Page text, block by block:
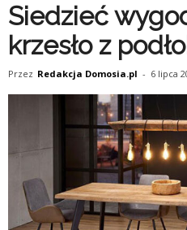
Siedzieć
krzesło z
Przez Redakcja Domosia.pl - 6 lipca